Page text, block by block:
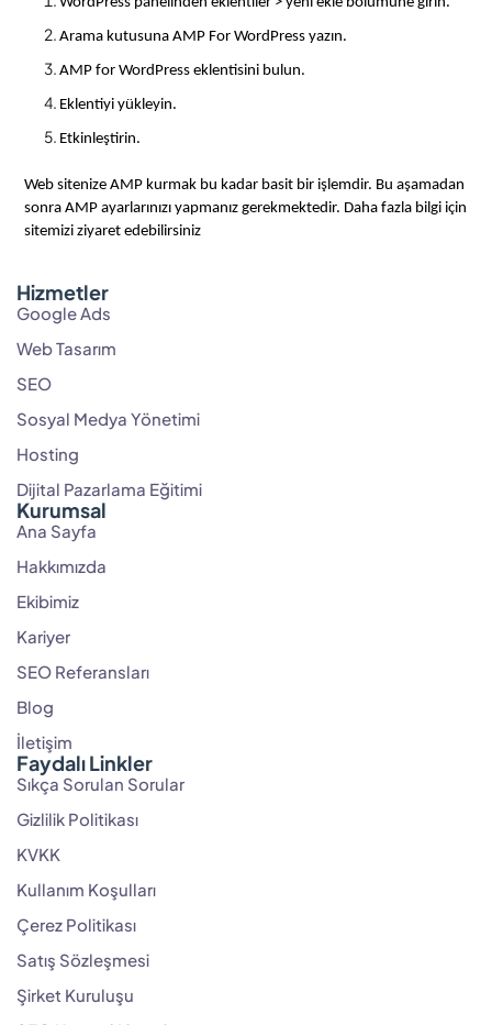
Arama kutusuna AMP For WordPress yazın.
AMP for WordPress eklentisini bulun.
Eklentiyi yükleyin.
Etkinleştirin.
Web sitenize AMP kurmak bu kadar basit bir işlemdir. Bu aşamadan
sonra AMP ayarlarınızı yapmanız gerekmektedir. Daha fazla bilgi için
sitemizi ziyaret edebilirsiniz
Hizmetler
Google Ads
Web Tasarım
SEO
Sosyal Medya Yönetimi
Hosting
Dijital Pazarlama Eğitimi
Kurumsal
Ana Sayfa
Hakkımızda
Ekibimiz
Kariyer
SEO Referansları
Blog
İletişim
Faydalı Linkler
Sıkça Sorulan Sorular
Gizlilik Politikası
KVKK
Kullanım Koşulları
Çerez Politikası
Satış Sözleşmesi
Şirket Kuruluşu